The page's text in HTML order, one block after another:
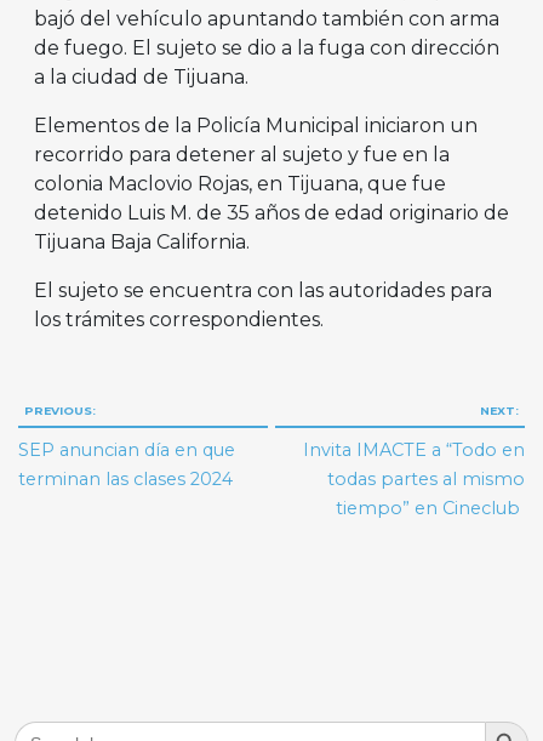
bajó del vehículo apuntando también con arma
de fuego. El sujeto se dio a la fuga con dirección
a la ciudad de Tijuana.
Elementos de la Policía Municipal iniciaron un
recorrido para detener al sujeto y fue en la
colonia Maclovio Rojas, en Tijuana, que fue
detenido Luis M. de 35 años de edad originario de
Tijuana Baja California.
El sujeto se encuentra con las autoridades para
los trámites correspondientes.
Navegación
de
entradas
PREVIOUS:
SEP anuncian día en que
terminan las clases 2024
NEXT:
Invita IMACTE a “Todo en
todas partes al mismo
tiempo” en Cineclub
Search
Search